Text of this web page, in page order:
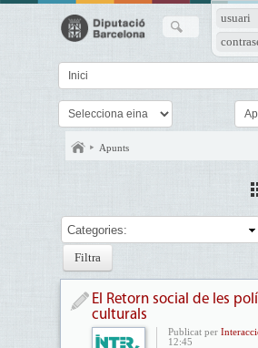
usuari
Apunts
Categories:
El Retorn social de les
culturals
Publicat per
12:45